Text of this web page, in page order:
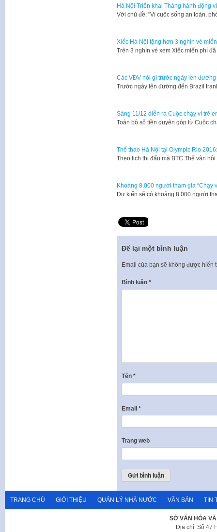
Hà Nội Triển khai Tháng hành động
Với chủ đề: "Vì cuộc sống an toàn,
Xiếc Hà Nội tặng hơn 3 nghìn vé
Trên 3 nghìn vé xem Xiếc miến phí
Các VĐV nói gì trước ngày lên
Trước ngày lên đường đến Brazil
Sáng 11/12 diễn ra Cuộc chạy vì trẻ
Toàn bộ số tiền quyên góp từ Cuộc
Thể thao Hà Nội tại Olympic Rio
Theo lịch thi đấu mà BTC Thế vận
Khoảng 8.000 người tham gia “Chạy
Dự kiến sẽ có khoảng 8.000 người
Để lại một bình luận
Email của bạn sẽ không được hiển
Bình luận *
Tên *
Email *
Trang web
TRANG CHỦ GIỚI THIỆU QUẢN LÝ NHÀ NƯỚC VĂN BẢN TIN
SỞ VĂN HÓA
Địa chỉ: Số 47